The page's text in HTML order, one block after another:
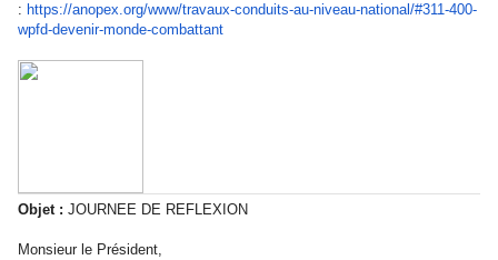
: https://anopex.org/www/travaux-conduits-au-niveau-national/#311-400-
wpfd-devenir-monde-combattant
Objet : JOURNEE DE REFLEXION
Monsieur le Président,